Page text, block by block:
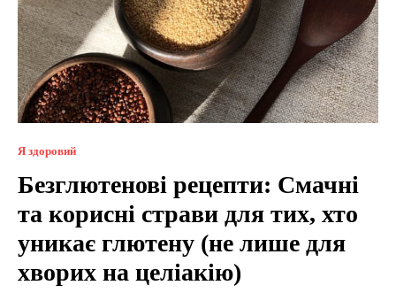
Я здоровий
Безглютенові рецепти: Смачні
та корисні страви для тих, хто
уникає глютену (не лише для
хворих на целіакію)